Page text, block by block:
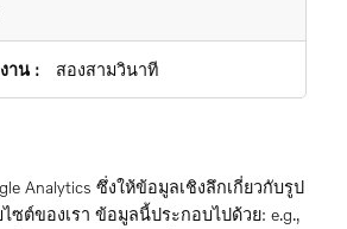
สองสามวินาที
Analytics ซึ่งให้ข้อมูลเชิงลึกเกี่ยวกับรูป
ซต์ของเรา ข้อมูลนี้ประกอบไปด้วย: e.g.,